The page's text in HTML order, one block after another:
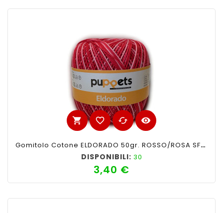
shopping_cart favorite_border cached visibility
Gomitolo Cotone ELDORADO 50gr. ROSSO/ROSA SFUMATO N°39
DISPONIBILI: 30
3,40 €